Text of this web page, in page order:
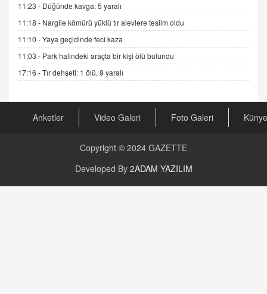
GÖNÜL MENEKŞE
Şifacının Yolu
04.11.2025 12:56
AV. RÜMEYSA ÖZKALE
Kira Uyuşmazlıklarında Dava Açmadan Önce
23.09.2023 16:30
CAN UĞURATEŞ
16.12.2024 14:16
GÜNLÜK BURÇ YORUMU
11:23 - Düğünde kavga: 5 yaralı
11:18 - Nargile kömürü yüklü tır alevlere teslim oldu
11:10 -Yaya geçidinde feci kaza
11:03 - Park halindeki araçta bir kişi ölü bulundu
17:16 -Tır dehşeti: 1 ölü, 9 yaralı
Anketler Video Galeri Foto Galeri Künye
Copyright © 2024 GAZETTE
Developed By 2ADAM YAZILIM